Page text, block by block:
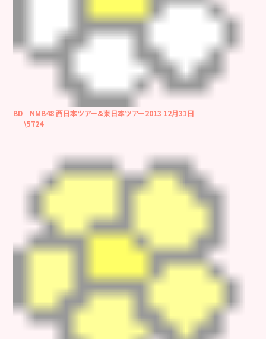
BD NMB48 西日本ツアー&東日本ツアー2013 12月31日
\5724